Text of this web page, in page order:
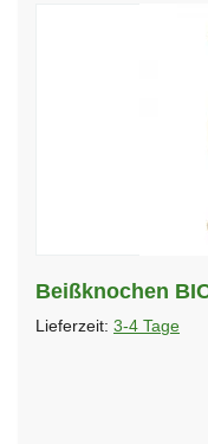
Beißknochen
Lieferzeit: 3-4 Tage